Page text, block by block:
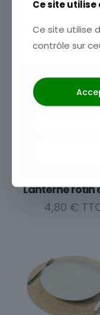
Vous
Lanterne rotin
4,80 €
Ce site utilise
Ce site utilise
contrôle sur